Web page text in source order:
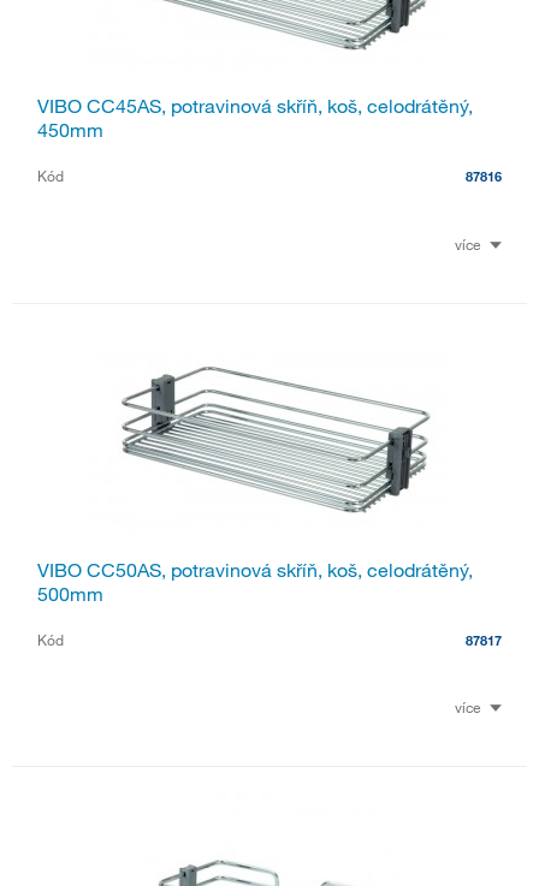
VIBO CC45AS, potravinová skříň, koš, celodrátěný,
450mm
Kód 87816
více
VIBO CC50AS, potravinová skříň, koš, celodrátěný,
500mm
Kód 87817
více